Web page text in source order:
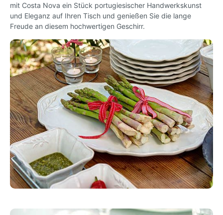
mit Costa Nova ein Stück portugiesischer Handwerkskunst
und Eleganz auf Ihren Tisch und genießen Sie die lange
Freude an diesem hochwertigen Geschirr.